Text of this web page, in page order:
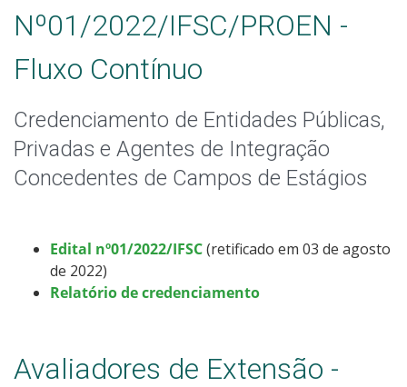
Nº01/2022/IFSC/PROEN -
Fluxo Contínuo
Credenciamento de Entidades Públicas,
Privadas e Agentes de Integração
Concedentes de Campos de Estágios
Edital nº01/2022/IFSC(retificado em 03 de agosto
de 2022)
Relatório de credenciamento
Avaliadores de Extensão -